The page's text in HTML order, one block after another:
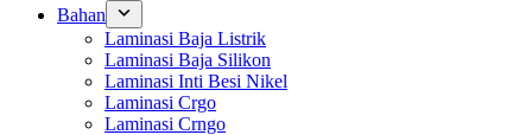
Bahan
Laminasi Baja Listrik
Laminasi Baja Silikon
Laminasi Inti Besi Nikel
Laminasi Crgo
Laminasi Crngo